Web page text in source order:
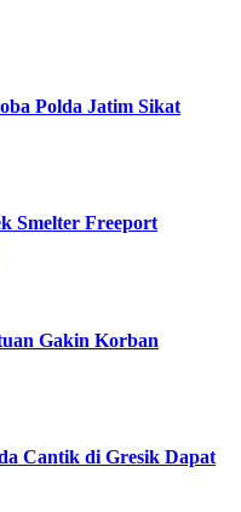
Polda Jatim Sikat
Smelter Freeport
Gakin Korban
Cantik di Gresik Dapat